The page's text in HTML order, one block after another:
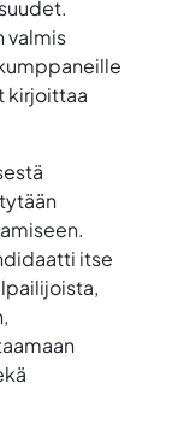
valmis
kirjoittaa
itse